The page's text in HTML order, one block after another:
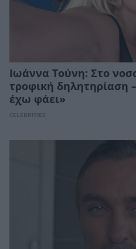
Ιωάννα Τούνη: Στο
τροφική δηλητηρίαση
έχω φάει»
CELEBRITIES